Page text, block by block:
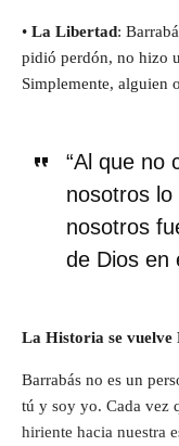
• La Libertad:
pidió perdón, no hizo
Simplemente, alguien
“Al que no
nosotros
nosotros
de Dios en
La Historia se vuelve
Barrabás no es un
tú y soy yo. Cada vez
hiriente hacia nuestra